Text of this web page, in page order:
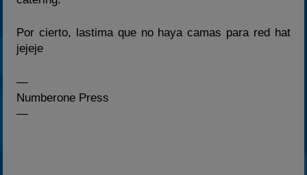
Por cierto, lastima que no haya camas para red hat
jejeje
—
Numberone Press
—